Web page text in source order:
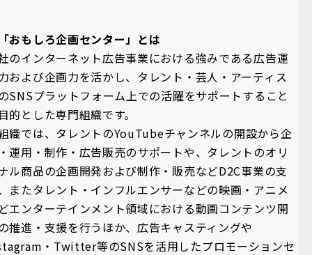
おもしろ企画センター」とは
のインターネット広告事業における強みである広告運
および企画力を活かし、タレント・芸人・アーティス
SNSプラットフォーム上での活躍をサポートすること
的とした専門組織です。
織では、タレントのYouTubeチャンネルの開設から企
運用・制作・広告販売のサポートや、タレントのオリ
ル商品の企画開発および制作・販売などD2C事業の支
またタレント・インフルエンサーなどの映画・アニメ
エンターテインメント領域における動画コンテンツ開
推進・支援を行うほか、広告キャスティングや
・Twitter等のSNSを活用したプロモーションセ